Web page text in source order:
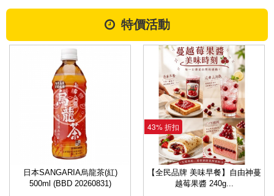
特價活動
日本SANGARIA烏龍茶(紅)
500ml (BBD 20260831)
43% 折扣
【全民品牌 美味早餐】自由神蔓
越莓果醬 240g...